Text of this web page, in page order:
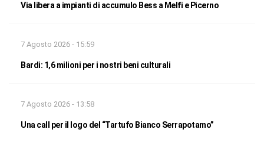
Via libera a impianti di accumulo Bess a Melfi e Picerno
7 Agosto 2026 - 15:59
Bardi: 1,6 milioni per i nostri beni culturali
7 Agosto 2026 - 13:58
Una call per il logo del “Tartufo Bianco Serrapotamo”